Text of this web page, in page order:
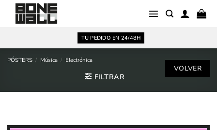
Saltar
contenido
TU PEDIDO EN 24/48H
PÓSTERS / Música / Electrónica
FILTRAR